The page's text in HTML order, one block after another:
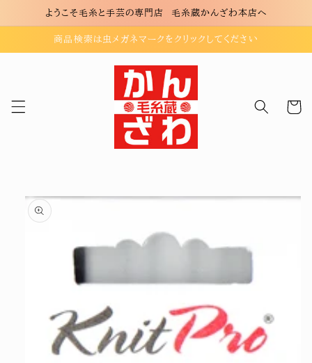
ンツに
進む
ようこそ毛糸と手芸の専門店 毛糸蔵かんざわ本店へ
商品検索は虫メガネマークをクリックしてください
ー
商品情
報にス
キップ